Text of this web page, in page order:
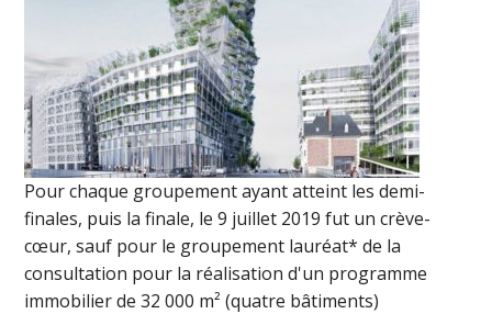
Pour chaque groupement ayant atteint les demi-
finales, puis la finale, le 9 juillet 2019 fut un crève-
cœur, sauf pour le groupement lauréat* de la
consultation pour la réalisation d'un programme
immobilier de 32 000 m² (quatre bâtiments)